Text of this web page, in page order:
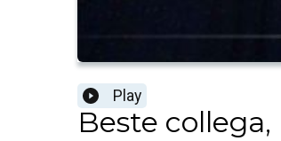
Play
Beste collega,